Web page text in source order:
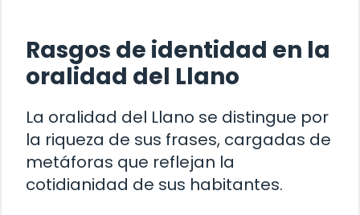
Rasgos de identidad en la
oralidad del Llano
La oralidad del Llano se distingue por
la riqueza de sus frases, cargadas de
metáforas que reflejan la
cotidianidad de sus habitantes.